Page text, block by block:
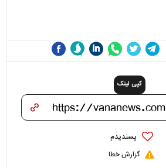
کپی لینک
پسندیدم
گزارش خطا